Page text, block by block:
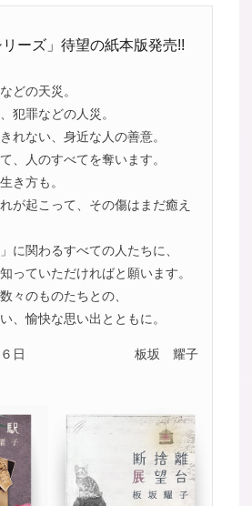
リーズ」待望の紙本版発売!!
どの天災。
犯罪などの人災。
れない、身近な人の善意。
、人のすべてを奪います。
き方も。
が起こって、その傷はまだ癒え
に関わるすべての人たちに、
っていただければと願います。
々のものたちとの、
、愉快な思い出とともに。
日 板坂 耀子